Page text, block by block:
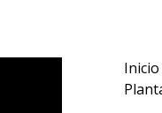
Inicio